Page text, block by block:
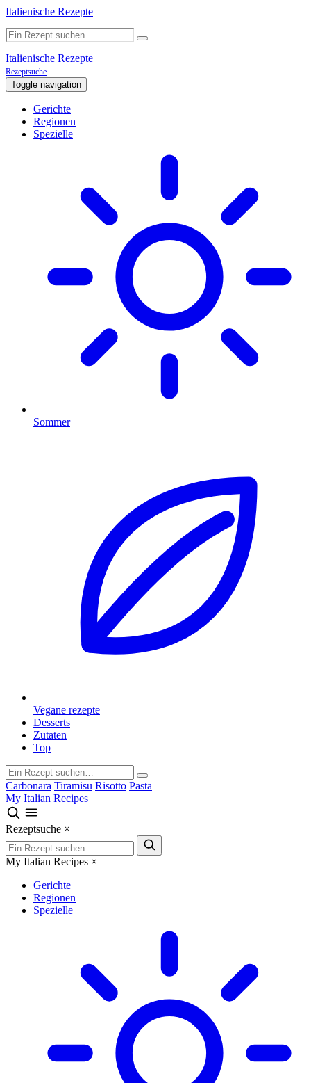
Italienische Rezepte
Italienische Rezepte
Rezeptsuche
Toggle navigation
Gerichte
Regionen
Spezielle
Sommer
Vegane rezepte
Desserts
Zutaten
Top
Carbonara Tiramisu Risotto Pasta
My Italian Recipes
Rezeptsuche ×
My Italian Recipes ×
Gerichte
Regionen
Spezielle